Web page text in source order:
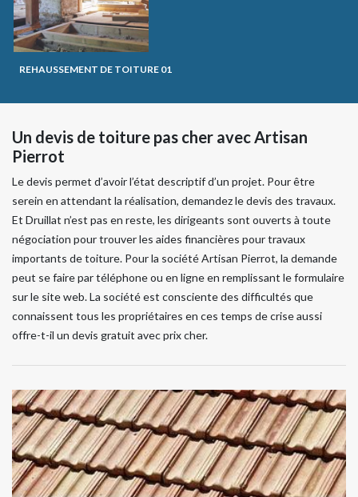
REHAUSSEMENT DE TOITURE 01
Un devis de toiture pas cher avec Artisan
Pierrot
Le devis permet d’avoir l’état descriptif d’un projet. Pour être
serein en attendant la réalisation, demandez le devis des travaux.
Et Druillat n’est pas en reste, les dirigeants sont ouverts à toute
négociation pour trouver les aides financières pour travaux
importants de toiture. Pour la société Artisan Pierrot, la demande
peut se faire par téléphone ou en ligne en remplissant le formulaire
sur le site web. La société est consciente des difficultés que
connaissent tous les propriétaires en ces temps de crise aussi
offre-t-il un devis gratuit avec prix cher.